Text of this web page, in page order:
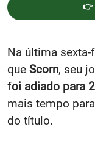
👉
Na última sexta-
que Scorn, seu
foi adiado para
mais tempo
do título.